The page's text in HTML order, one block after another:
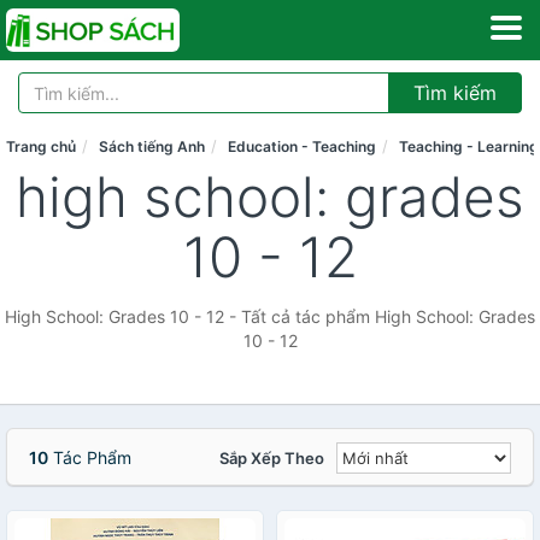
Tìm kiếm
Trang chủ Sách tiếng Anh Education - Teaching Teaching - Learning
high school: grades
10 - 12
High School: Grades 10 - 12 - Tất cả tác phẩm High School: Grades
10 - 12
10 Tác Phẩm Sắp Xếp Theo